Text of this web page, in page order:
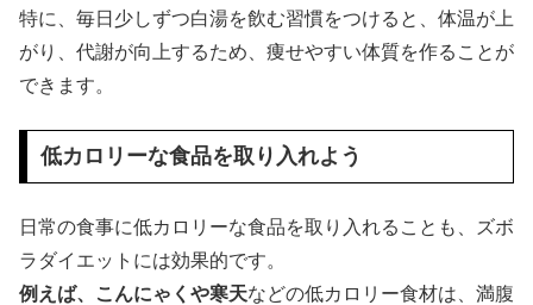
特に、毎日少しずつ白湯を飲む習慣をつけると、体温が上
がり、代謝が向上するため、痩せやすい体質を作ることが
できます。
低カロリーな食品を取り入れよう
日常の食事に低カロリーな食品を取り入れることも、ズボ
ラダイエットには効果的です。
例えば、こんにゃくや寒天などの低カロリー食材は、満腹